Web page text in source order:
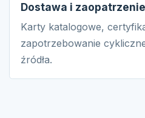
Dostawa i zaopatrzenie
Karty katalogowe,
zapotrzebowanie
źródła.